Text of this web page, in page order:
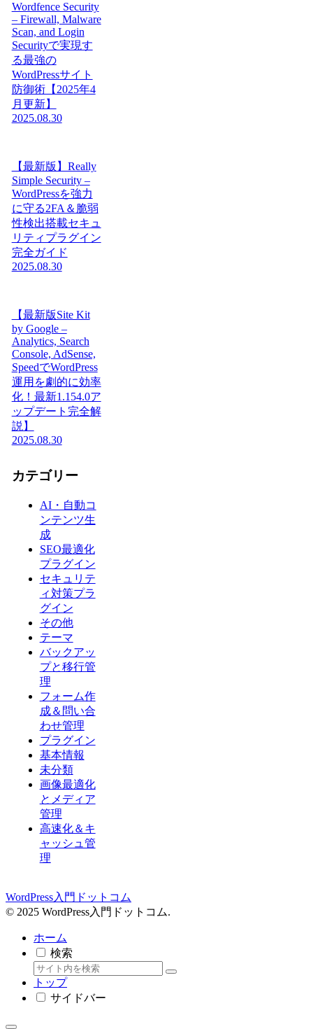
Wordfence Security
– Firewall, Malware
Scan, and Login
Securityで実現す
る最強の
WordPressサイト
防御術【2025年4
月更新】
2025.08.30
【最新版】Really
Simple Security –
WordPressを強力
に守る2FA＆脆弱
性検出搭載セキュ
リティプラグイン
完全ガイド
2025.08.30
【最新版Site Kit
by Google –
Analytics, Search
Console, AdSense,
SpeedでWordPress
運用を劇的に効率
化！最新1.154.0ア
ップデート完全解
説】
2025.08.30
カテゴリー
AI・自動コ
ンテンツ生
成
SEO最適化
プラグイン
セキュリテ
ィ対策プラ
グイン
その他
テーマ
バックアッ
プと移行管
理
フォーム作
成＆問い合
わせ管理
プラグイン
基本情報
未分類
画像最適化
とメディア
管理
高速化＆キ
ャッシュ管
理
WordPress入門ドットコム
© 2025 WordPress入門ドットコム.
ホーム
検索
トップ
サイドバー